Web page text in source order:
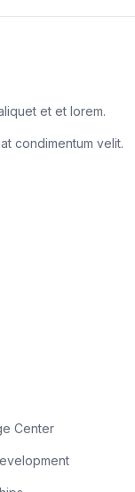
et et lorem.
condimentum velit.
Center